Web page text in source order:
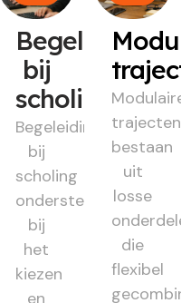
Begeleiding
bij
scholing
Begeleiding
bij
scholing
ondersteunt
bij
het
kiezen
en
Modulaire
trajecten
bestaan
uit
losse
die
flexibel